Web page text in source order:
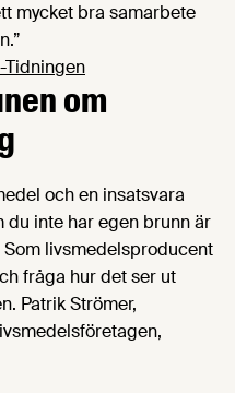
mycket bra samarbete
Tidningen
om
och en insatsvara
du inte har egen brunn är
livsmedelsproducent
fråga hur det ser ut
Patrik Strömer,